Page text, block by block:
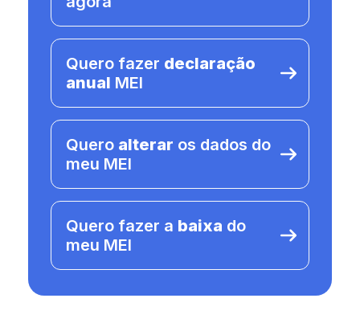
Quero fazer declaração
anual MEI
Quero alterar os dados do
meu MEI
Quero fazer a baixa do
meu MEI